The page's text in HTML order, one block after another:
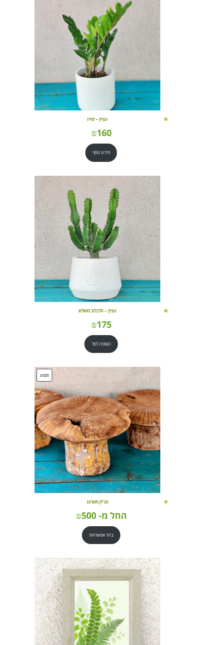
עציץ – זמיה
₪160
מידע נוסף
עציץ – חלבלוב משולש
₪175
הוספה לסל
מבצעמוצרים
מג'יק משרום
החל מ- ₪500
בחר אפשרויות